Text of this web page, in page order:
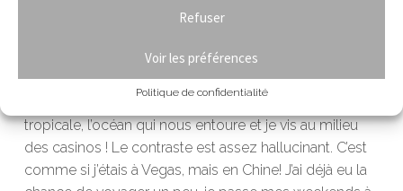
Refuser
Voir les préférences
Politique de confidentialité
déconstruit avec un accent chinois un peu
La température varie entre 35 et 45 degrés Celsius,
avec un taux d’humidité plus haut que 80%. Je n’ai
jamais autant sué de ma vie ! Il y a la végétation
tropicale, l’océan qui nous entoure et je vis au milieu
des casinos ! Le contraste est assez hallucinant. C’est
comme si j’étais à Vegas, mais en Chine! J’ai déjà eu la